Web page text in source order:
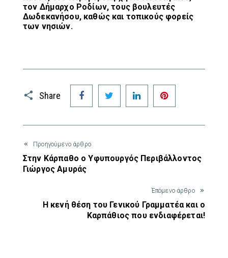
τον Δήμαρχο Ροδίων, τους βουλευτές
Δωδεκανήσου, καθώς και τοπικούς φορείς
των νησιών.
Share
Facebook Twitter LinkedIn
Προηγούμενο άρθρο
Στην Κάρπαθο ο Υφυπουργός Περιβάλλοντος
Γιώργος Αμυράς
Έπόμενο άρθρο
Η κενή θέση του Γενικού Γραμματέα και ο
Καρπάθιος που ενδιαφέρεται!